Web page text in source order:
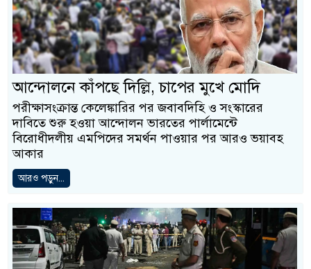
আন্দোলনে কাঁপছে দিল্লি, চাপের মুখে মোদি
পরীক্ষাসংক্রান্ত কেলেঙ্কারির পর জবাবদিহি ও সংস্কারের
দাবিতে শুরু হওয়া আন্দোলন ভারতের পার্লামেন্টে
বিরোধীদলীয় এমপিদের সমর্থন পাওয়ার পর আরও ভয়াবহ
আকার
আরও পড়ুন...